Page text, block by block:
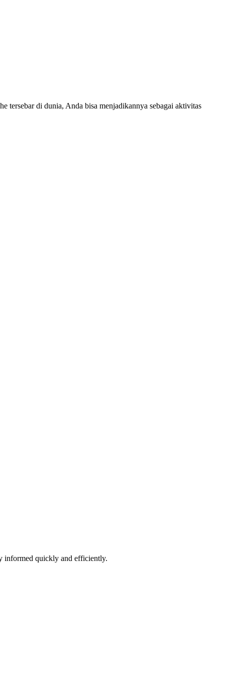
tersebar di dunia, Anda bisa menjadikannya sebagai aktivitas
informed quickly and efficiently.